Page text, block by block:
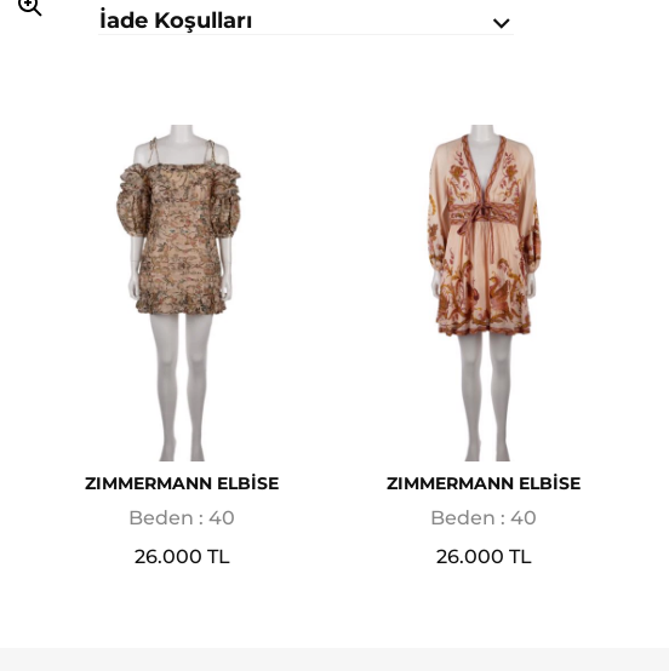
İade Koşulları
ZIMMERMANN ELBİSE
Beden : 40
26.000 TL
ZIMMERMANN ELBİSE
Beden : 40
26.000 TL